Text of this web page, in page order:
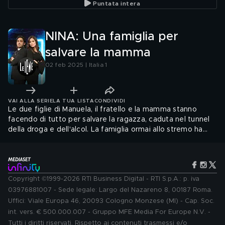
Puntata intera
NINA: Una famiglia per
salvare la mamma
02 feb 2025 | Italia 1
VAI ALLA SERIE LA TUA LISTA CONDIVIDI
Le due figlie di Manuela, il fratello e la mamma stanno
facendo di tutto per salvare la ragazza, caduta nel tunnel
della droga e dell'alcol. La famiglia ormai allo stremo ha
Copyright ©1999-2026 RTI Business Digital - RTI S.p.A.: p. iva
03976881007 - Sede legale: Largo del Nazareno 8, 00187 Roma.
Uffici: Viale Europa 46, 20093 Cologno Monzese (MI) - Cap. Soc.
int. vers. € 500.000.007 - Gruppo MFE Media For Europe N.V. -
Tutti i diritti riservati. Rispetto ai contenuti trasmessi e/o